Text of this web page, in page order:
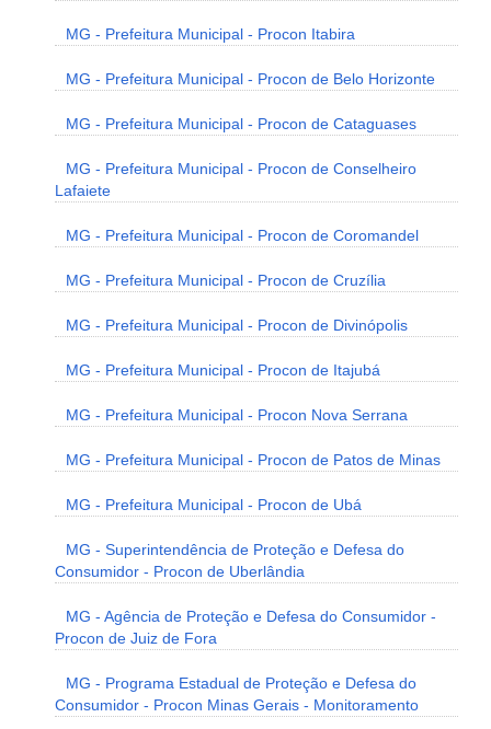
MG - Prefeitura Municipal - Procon Itabira
MG - Prefeitura Municipal - Procon de Belo Horizonte
MG - Prefeitura Municipal - Procon de Cataguases
MG - Prefeitura Municipal - Procon de Conselheiro
Lafaiete
MG - Prefeitura Municipal - Procon de Coromandel
MG - Prefeitura Municipal - Procon de Cruzília
MG - Prefeitura Municipal - Procon de Divinópolis
MG - Prefeitura Municipal - Procon de Itajubá
MG - Prefeitura Municipal - Procon Nova Serrana
MG - Prefeitura Municipal - Procon de Patos de Minas
MG - Prefeitura Municipal - Procon de Ubá
MG - Superintendência de Proteção e Defesa do
Consumidor - Procon de Uberlândia
MG - Agência de Proteção e Defesa do Consumidor -
Procon de Juiz de Fora
MG - Programa Estadual de Proteção e Defesa do
Consumidor - Procon Minas Gerais - Monitoramento